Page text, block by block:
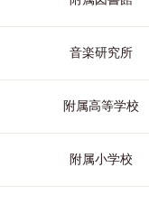
音楽研究所
附属高等学校
附属小学校